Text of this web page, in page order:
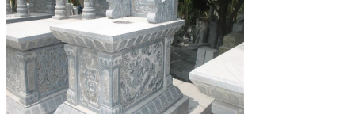
Đá tự nhiên
Đá Thạch Anh
Đá Nhân Tạo
Đá Lát Nền